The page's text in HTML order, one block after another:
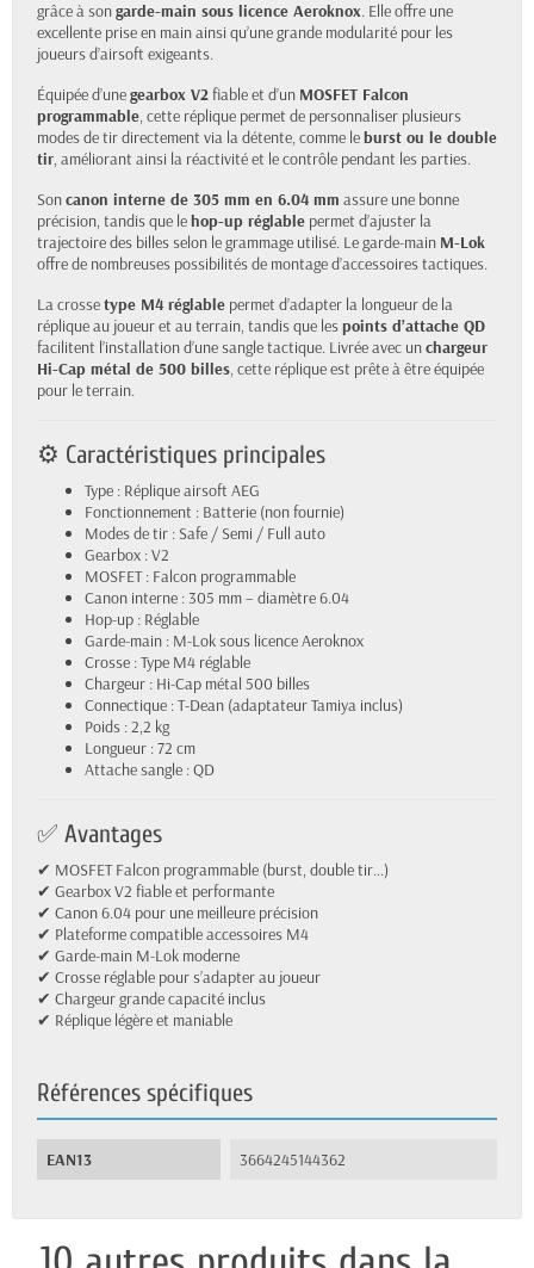
grâce à songarde-main sous licence Aeroknox. Elle offre une
excellente prise en main ainsi qu’une grande modularité pour les
joueurs d’airsoft exigeants.
Équipée d’unegearbox V2fiable et d’un MOSFET Falcon
programmable, cette réplique permet de personnaliser plusieurs
modes de tir directement via la détente, comme leburst ou le double
tir, améliorant ainsi la réactivité et le contrôle pendant les parties.
Soncanon interne de 305 mm en 6.04 mm assure une bonne
précision, tandis que lehop-up réglable permet d’ajuster la
trajectoire des billes selon le grammage utilisé. Le garde-main M-Lok
offre de nombreuses possibilités de montage d’accessoires tactiques.
La crossetype M4 réglable permet d’adapter la longueur de la
réplique au joueur et au terrain, tandis que lespoints d’attache QD
facilitent l’installation d’une sangle tactique. Livrée avec unchargeur
Hi-Cap métal de 500 billes, cette réplique est prête à être équipée
pour le terrain.
⚙️ Caractéristiques principales
Type : Réplique airsoft AEG
Fonctionnement : Batterie (non fournie)
Modes de tir : Safe / Semi / Full auto
Gearbox : V2
MOSFET : Falcon programmable
Canon interne : 305 mm – diamètre 6.04
Hop-up : Réglable
Garde-main : M-Lok sous licence Aeroknox
Crosse : Type M4 réglable
Chargeur : Hi-Cap métal 500 billes
Connectique : T-Dean (adaptateur Tamiya inclus)
Poids : 2,2 kg
Longueur : 72 cm
Attache sangle : QD
✅ Avantages
✔ MOSFET Falcon programmable (burst, double tir…)
✔ Gearbox V2 fiable et performante
✔ Canon 6.04 pour une meilleure précision
✔ Plateforme compatible accessoires M4
✔ Garde-main M-Lok moderne
✔ Crosse réglable pour s’adapter au joueur
✔ Chargeur grande capacité inclus
✔ Réplique légère et maniable
Références spécifiques
EAN13 3664245144362